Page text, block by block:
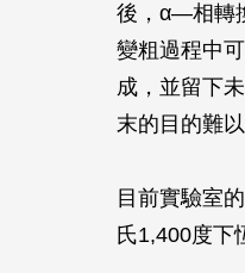
後，α—相轉
變粗過程中
成，並留下
末的目的難以
目前實驗室
氏1,400度下